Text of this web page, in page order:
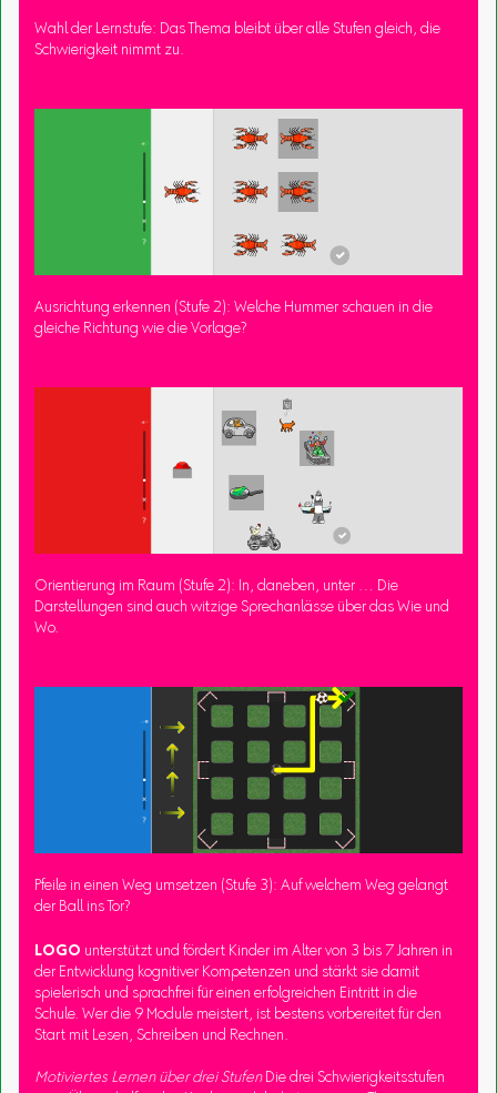
Wahl der Lernstufe: Das Thema bleibt über alle Stufen gleich, die
Schwierigkeit nimmt zu.
Ausrichtung erkennen (Stufe 2): Welche Hummer schauen in die
gleiche Richtung wie die Vorlage?
Orientierung im Raum (Stufe 2): In, daneben, unter … Die
Darstellungen sind auch witzige Sprechanlässe über das Wie und
Wo.
Pfeile in einen Weg umsetzen (Stufe 3): Auf welchem Weg gelangt
der Ball ins Tor?
LOGO unterstützt und fördert Kinder im Alter von 3 bis 7 Jahren in
der Entwicklung kognitiver Kompetenzen und stärkt sie damit
spielerisch und sprachfrei für einen erfolgreichen Eintritt in die
Schule. Wer die 9 Module meistert, ist bestens vorbereitet für den
Start mit Lesen, Schreiben und Rechnen.
Motiviertes Lernen über drei StufenDie drei Schwierigkeitsstufen